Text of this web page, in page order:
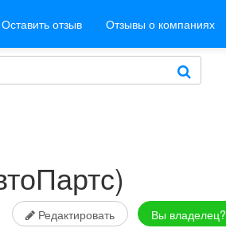
Оставить отзыв Отзывы о компаниях
Вы владелец?
Редактировать